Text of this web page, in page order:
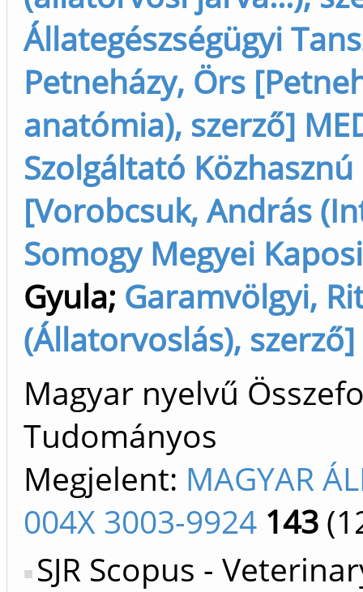
Állategészségügyi
Petneházy, Örs
anatómia), szerző]
Szolgáltató Közhasznú
[Vorobcsuk, András
Somogy Megyei
Gyula; Garamvölgyi,
(Állatorvoslás), szerző]
Magyar nyelvű
Tudományos
Megjelent: MAGYAR
004X 3003-9924 143
SJR Scopus -